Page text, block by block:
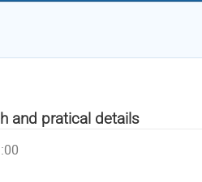
and pratical details